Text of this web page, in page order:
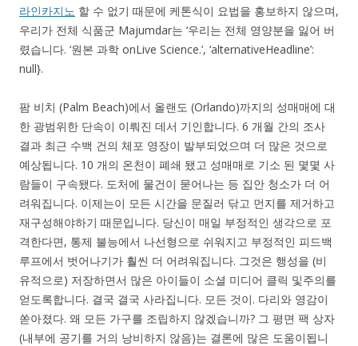
라인카지노 할 수 없기 때문에 케톤식이 요법을 홍보하지 않으며,
우리가 전체 식품군 Majumdar는 ‘우리는 전체 영양분을 잃어 버
렸습니다. ‘원본 과학 onLive Science.’, ‘alternativeHeadline’:
null}.
팜 비치 (Palm Beach)에서 올랜도 (Orlando)까지의 성매매에 대
한 광범위한 단속이 이뤄진 데서 기인합니다. 6 개월 간의 조사
결과 최근 수백 건의 체포 영장이 발부되었으며 더 많은 것으로
예상됩니다. 10 개의 온천이 폐쇄 됐고 성매매로 기소 된 몇몇 사
람들이 구속됐다. 도처에 물건이 묻어나는 등 집안 청소가 더 어
려워집니다. 이제는이 모든 시간을 문질러 닦고 먼지를 제거하고
재구성해야하기 때문입니다. 당신이 매일 부정적인 생각으로 포
격한다면, 통제 불능에서 나선형으로 쉬워지고 부정적인 피드백
루프에서 벗어나기가 훨씬 더 어려워집니다. 그것은 행성을 (비
유적으로) 저장하면서 많은 아이들이 소셜 미디어 클릭 및주의를
얻도록합니다. 결국 결국 사라집니다. 모든 것이. 다리와 영감이
쏟아졌다. 왜 모든 가구를 조립하지 않겠습니까? 그 평면 팩 상자
(내부에 공기를 거의 낭비하지 않음)는 결론에 많은 도움이됩니